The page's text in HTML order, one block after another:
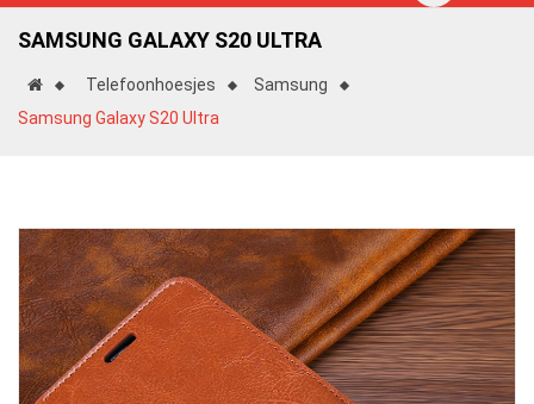
SAMSUNG GALAXY S20 ULTRA
Telefoonhoesjes
Samsung
Samsung Galaxy S20 Ultra